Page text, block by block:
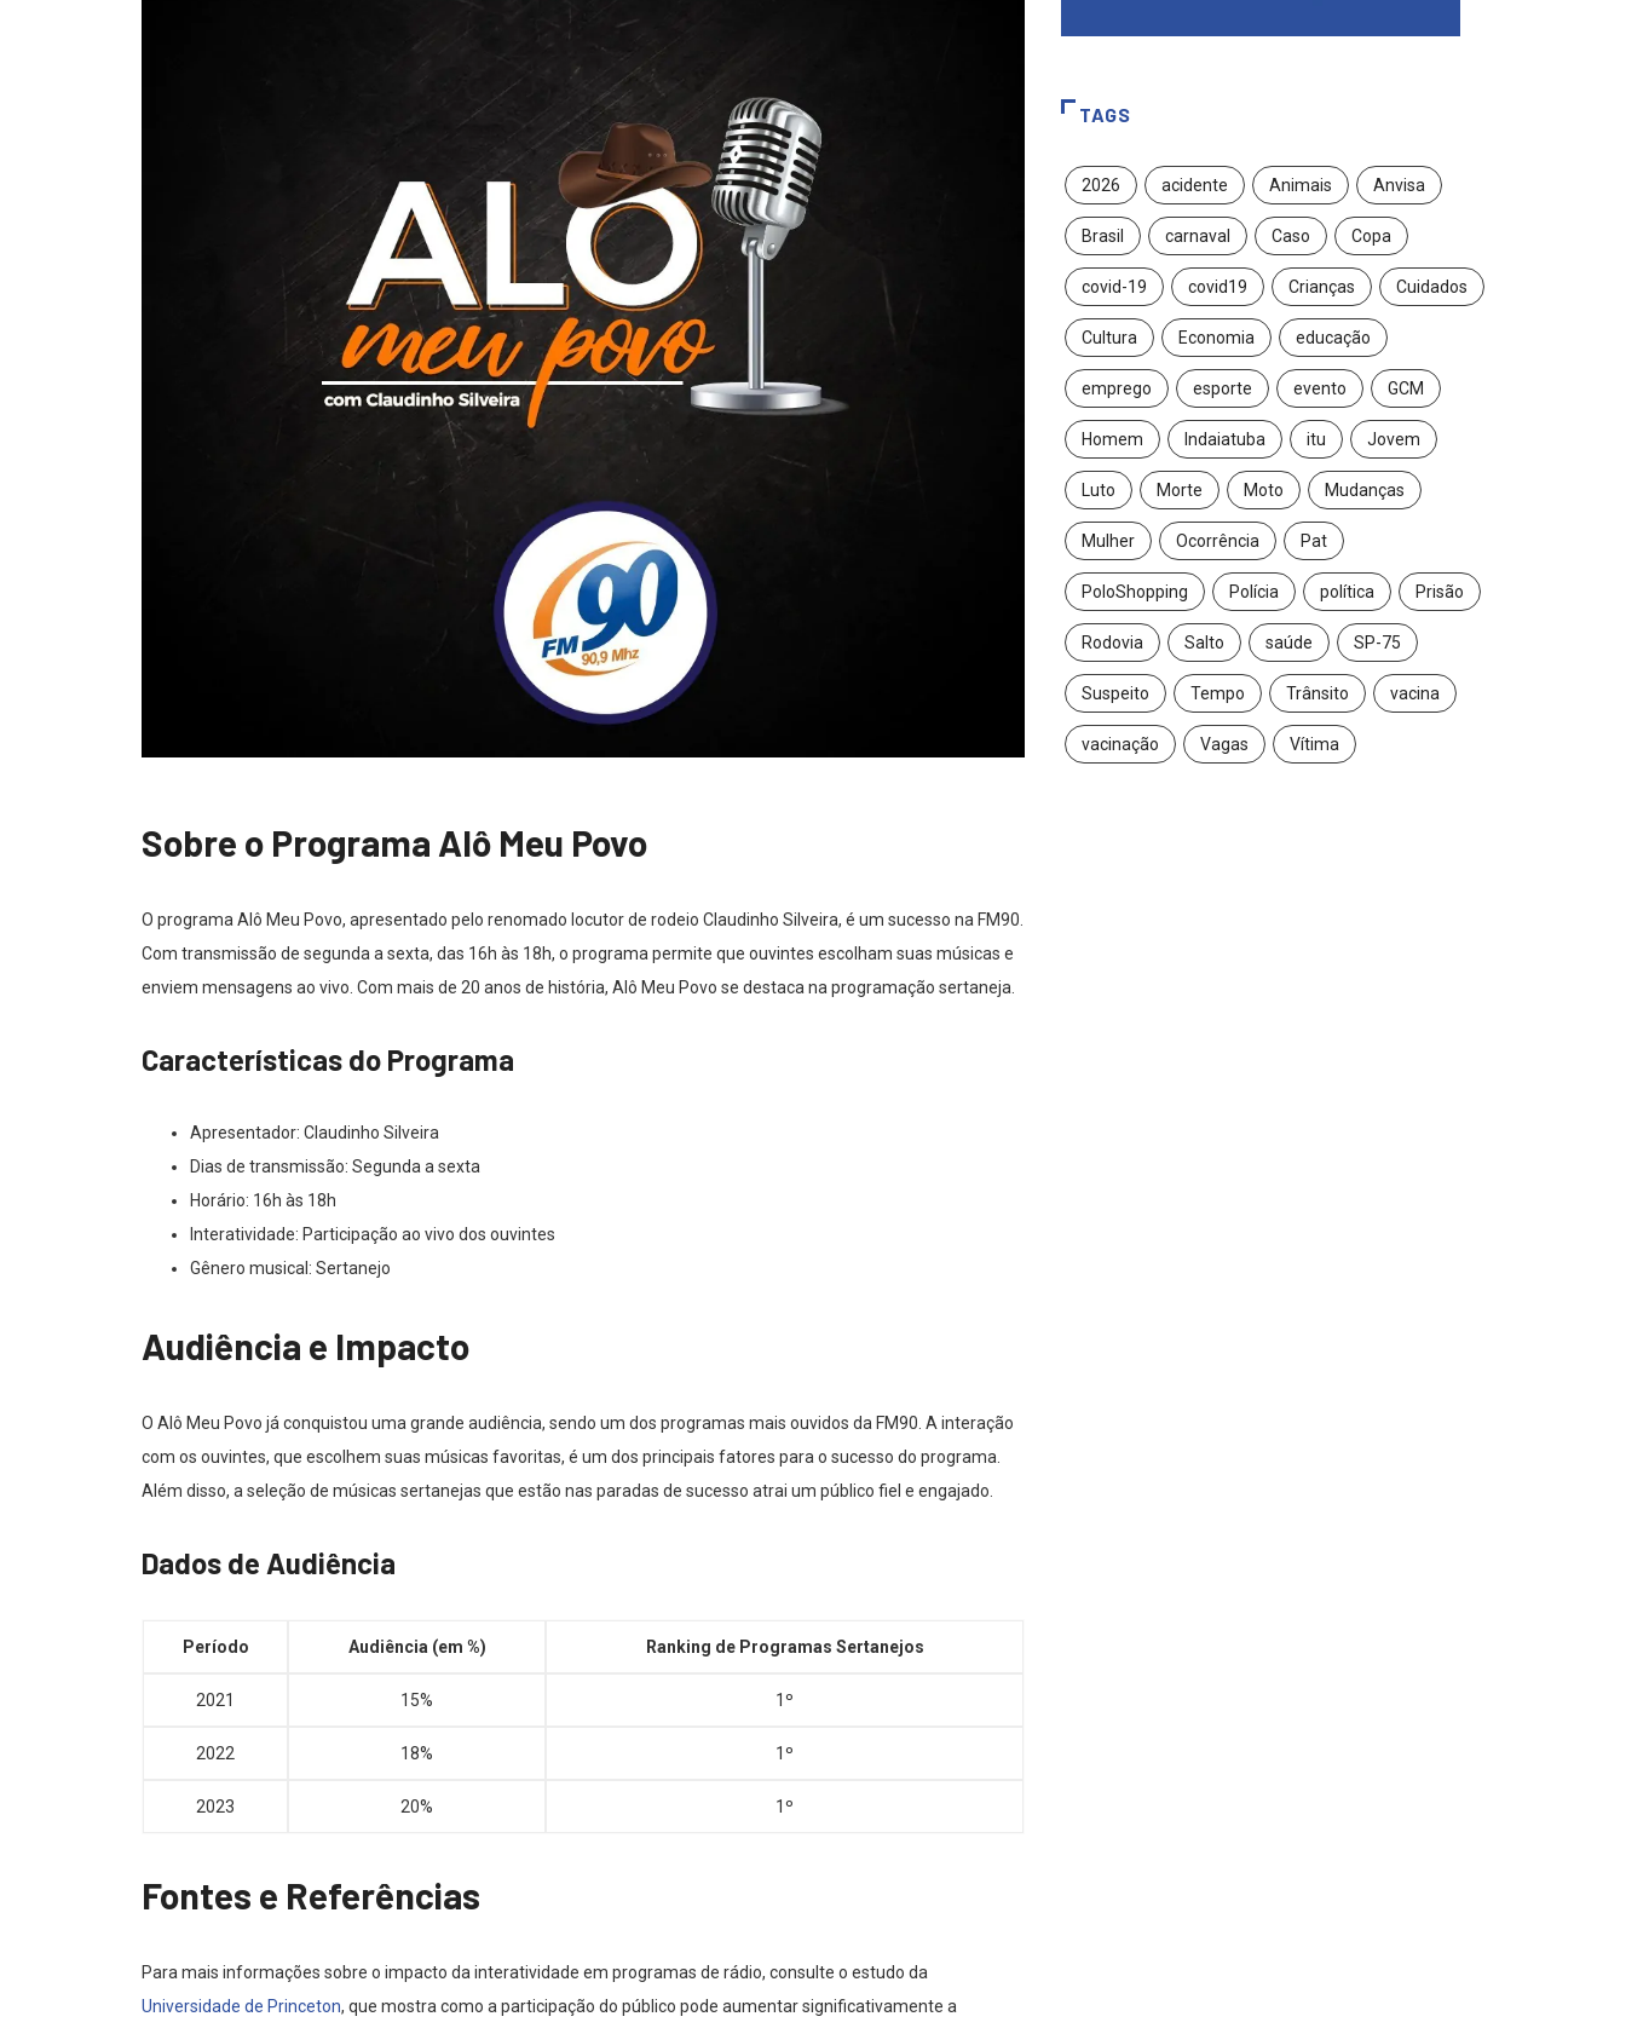
Sobre o Programa Alô Meu Povo
O programa Alô Meu Povo, apresentado pelo renomado locutor de rodeio Claudinho Silveira, é um sucesso na FM90.
Com transmissão de segunda a sexta, das 16h às 18h, o programa permite que ouvintes escolham suas músicas e
enviem mensagens ao vivo. Com mais de 20 anos de história, Alô Meu Povo se destaca na programação sertaneja.
Características do Programa
Apresentador: Claudinho Silveira
Dias de transmissão: Segunda a sexta
Horário: 16h às 18h
Interatividade: Participação ao vivo dos ouvintes
Gênero musical: Sertanejo
Audiência e Impacto
O Alô Meu Povo já conquistou uma grande audiência, sendo um dos programas mais ouvidos da FM90. A interação
com os ouvintes, que escolhem suas músicas favoritas, é um dos principais fatores para o sucesso do programa.
Além disso, a seleção de músicas sertanejas que estão nas paradas de sucesso atrai um público fiel e engajado.
Dados de Audiência
Período Audiência (em %) Ranking de Programas Sertanejos
2021 15% 1º
2022 18% 1º
2023 20% 1º
Fontes e Referências
Para mais informações sobre o impacto da interatividade em programas de rádio, consulte o estudo da
Universidade de Princeton, que mostra como a participação do público pode aumentar significativamente a
TAGS
2026 acidente Animais Anvisa
Brasil carnaval Caso Copa
covid-19 covid19 Crianças Cuidados
Cultura Economia educação
emprego esporte evento GCM
Homem Indaiatuba itu Jovem
Luto Morte Moto Mudanças
Mulher Ocorrência Pat
PoloShopping Polícia política Prisão
Rodovia Salto saúde SP-75
Suspeito Tempo Trânsito vacina
vacinação Vagas Vítima